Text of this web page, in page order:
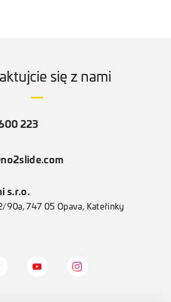
się z nami
223
s.r.o.
90a, 747 05 Opava, Kateřinky